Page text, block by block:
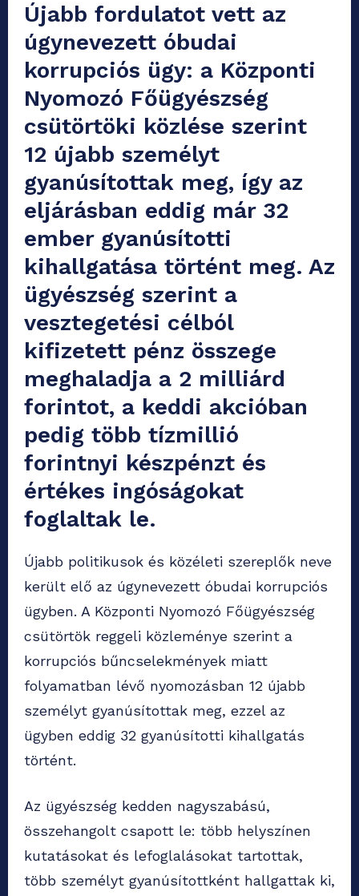
Újabb fordulatot vett az
úgynevezett óbudai
korrupciós ügy: a Központi
Nyomozó Főügyészség
csütörtöki közlése szerint
12 újabb személyt
gyanúsítottak meg, így az
eljárásban eddig már 32
ember gyanúsítotti
kihallgatása történt meg. Az
ügyészség szerint a
vesztegetési célból
kifizetett pénz összege
meghaladja a 2 milliárd
forintot, a keddi akcióban
pedig több tízmillió
forintnyi készpénzt és
értékes ingóságokat
foglaltak le.
Újabb politikusok és közéleti szereplők neve
került elő az úgynevezett óbudai korrupciós
ügyben. A Központi Nyomozó Főügyészség
csütörtök reggeli közleménye szerint a
korrupciós bűncselekmények miatt
folyamatban lévő nyomozásban 12 újabb
személyt gyanúsítottak meg, ezzel az
ügyben eddig 32 gyanúsítotti kihallgatás
történt.
Az ügyészség kedden nagyszabású,
összehangolt csapott le: több helyszínen
kutatásokat és lefoglalásokat tartottak,
több személyt gyanúsítottként hallgattak ki,